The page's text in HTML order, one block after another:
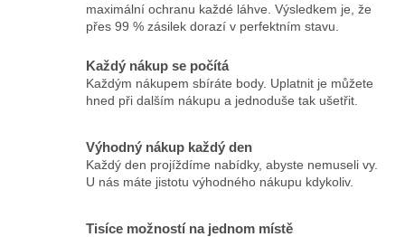
maximální ochranu každé láhve. Výsledkem je, že
přes 99 % zásilek dorazí v perfektním stavu.
Každý nákup se počítá
Každým nákupem sbíráte body. Uplatnit je můžete
hned při dalším nákupu a jednoduše tak ušetřit.
Výhodný nákup každý den
Každý den projíždíme nabídky, abyste nemuseli vy.
U nás máte jistotu výhodného nákupu kdykoliv.
Tisíce možností na jednom místě